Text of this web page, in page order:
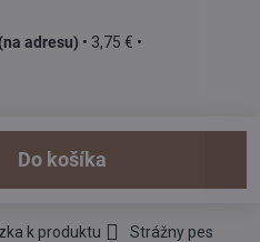
adresu) • 3,75 € •
Do košíka
k produktu
Strážny pes